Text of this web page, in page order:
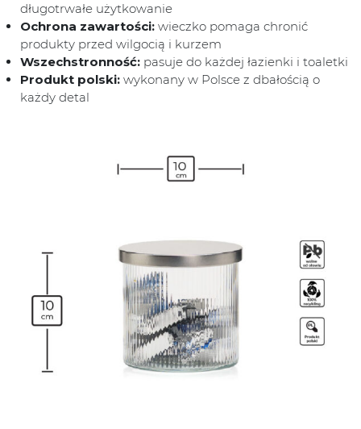
długotrwałe użytkowanie
Ochrona zawartości: wieczko pomaga chronić
produkty przed wilgocią i kurzem
Wszechstronność: pasuje do każdej łazienki i toaletki
Produkt polski: wykonany w Polsce z dbałością o
każdy detal